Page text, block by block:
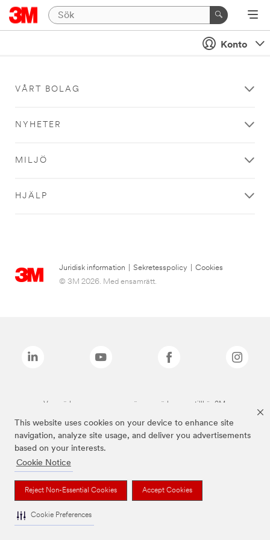
This website uses cookies on your device to enhance site
navigation, analyze site usage, and deliver you advertisements
based on your interests.
Cookie Notice
Reject Non-Essential Cookies Accept Cookies
Cookie Preferences
Konto
VÅRT BOLAG
NYHETER
MILJÖ
HJÄLP
Juridisk information Sekretesspolicy
Cookies
© 3M 2026. Med ensamrätt.
Varumärken som anges ovan är varumärken som tillhör 3M.